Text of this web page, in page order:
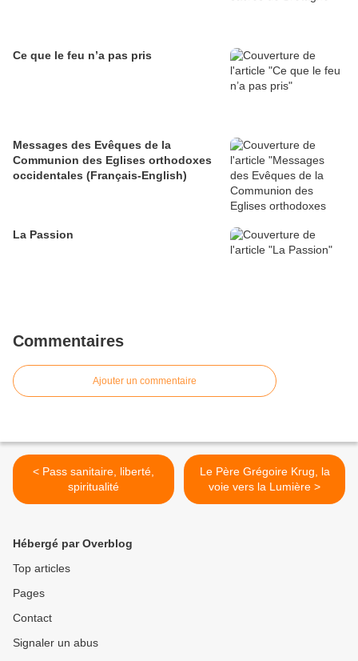
Ce que le feu n’a pas pris
Messages des Evêques de la
Communion des Eglises orthodoxes
occidentales (Français-English)
La Passion
Commentaires
Ajouter un commentaire
< Pass sanitaire, liberté,
spiritualité
Le Père Grégoire Krug, la
voie vers la Lumière >
Hébergé par Overblog
Top articles
Pages
Contact
Signaler un abus